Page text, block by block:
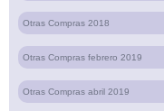
Otras Compras 2018
Otras Compras febrero 2019
Otras Compras abril 2019